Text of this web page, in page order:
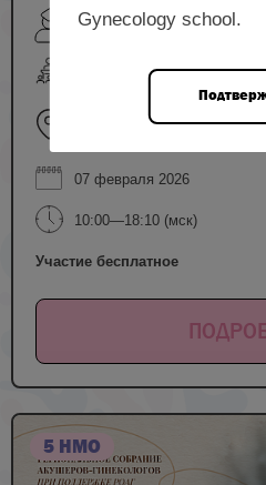
Фаткуллин Ф.И.,
очный формат
г. Казань, ул. Николая
07 февраля 2026
10:00—18:10 (мск)
Участие бесплатное
5 НМО
Gynecology school.